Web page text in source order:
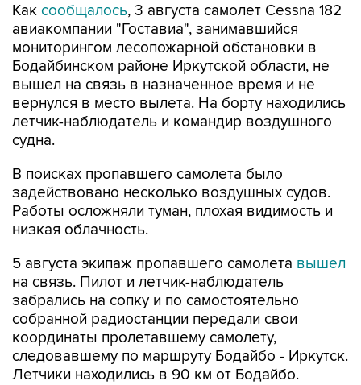
Как сообщалось, 3 августа самолет Cessna 182
авиакомпании "Гоставиа", занимавшийся
мониторингом лесопожарной обстановки в
Бодайбинском районе Иркутской области, не
вышел на связь в назначенное время и не
вернулся в место вылета. На борту находились
летчик-наблюдатель и командир воздушного
судна.
В поисках пропавшего самолета было
задействовано несколько воздушных судов.
Работы осложняли туман, плохая видимость и
низкая облачность.
5 августа экипаж пропавшего самолета вышел
на связь. Пилот и летчик-наблюдатель
забрались на сопку и по самостоятельно
собранной радиостанции передали свои
координаты пролетавшему самолету,
следовавшему по маршруту Бодайбо - Иркутск.
Летчики находились в 90 км от Бодайбо.